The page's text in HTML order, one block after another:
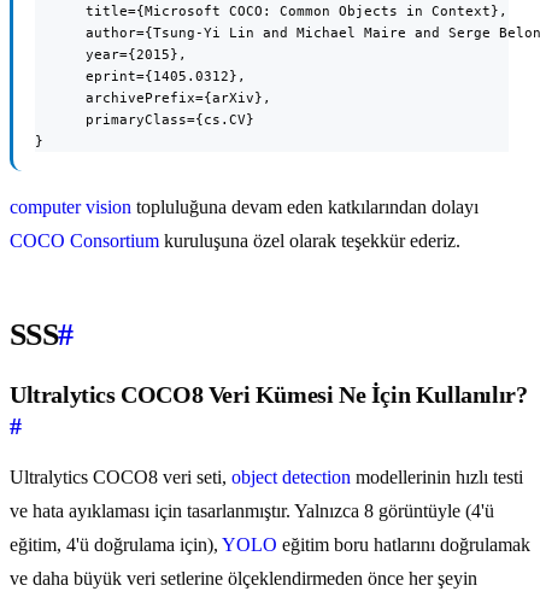
      title={Microsoft COCO: Common Objects in Context},
author={Tsung-Yi Lin and Michael Maire and Serge
      year={2015},
      eprint={1405.0312},
      archivePrefix={arXiv},
      primaryClass={cs.CV}
}
computer vision topluluğuna devam eden katkılarından dolayı
COCO Consortium kuruluşuna özel olarak teşekkür ederiz.
SSS#
Ultralytics COCO8 Veri Kümesi Ne İçin Kullanılır?
#
Ultralytics COCO8 veri seti, object detection modellerinin hızlı testi
ve hata ayıklaması için tasarlanmıştır. Yalnızca 8 görüntüyle (4'ü
eğitim, 4'ü doğrulama için), YOLO eğitim boru hatlarını doğrulamak
ve daha büyük veri setlerine ölçeklendirmeden önce her şeyin